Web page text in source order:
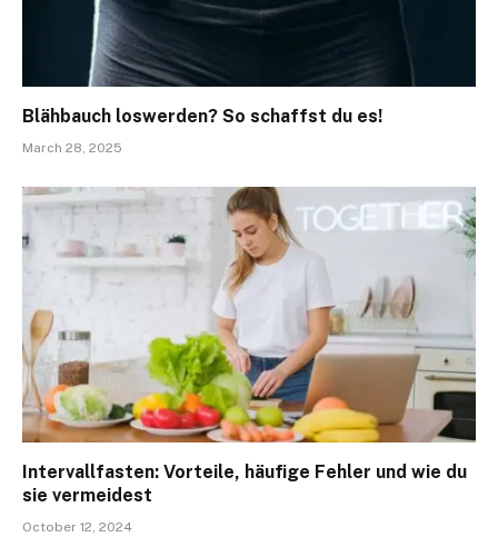
Blähbauch loswerden? So schaffst du es!
March 28, 2025
Intervallfasten: Vorteile, häufige Fehler und wie du
sie vermeidest
October 12, 2024